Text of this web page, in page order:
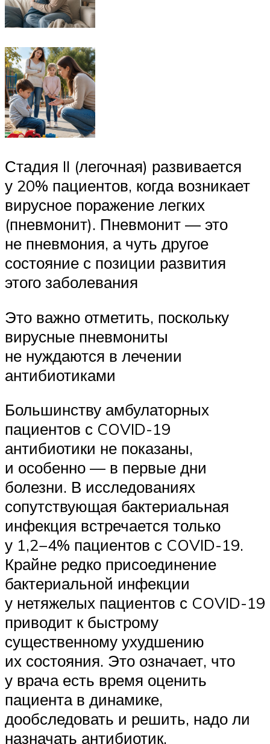
Стадия II (легочная) развивается
у 20% пациентов, когда возникает
вирусное поражение легких
(пневмонит). Пневмонит — это
не пневмония, а чуть другое
состояние с позиции развития
этого заболевания
Это важно отметить, поскольку
вирусные пневмониты
не нуждаются в лечении
антибиотиками
Большинству амбулаторных
пациентов с COVID-19
антибиотики не показаны,
и особенно — в первые дни
болезни. В исследованиях
сопутствующая бактериальная
инфекция встречается только
у 1,2−4% пациентов с COVID-19.
Крайне редко присоединение
бактериальной инфекции
у нетяжелых пациентов с COVID-19
приводит к быстрому
существенному ухудшению
их состояния. Это означает, что
у врача есть время оценить
пациента в динамике,
дообследовать и решить, надо ли
назначать антибиотик.